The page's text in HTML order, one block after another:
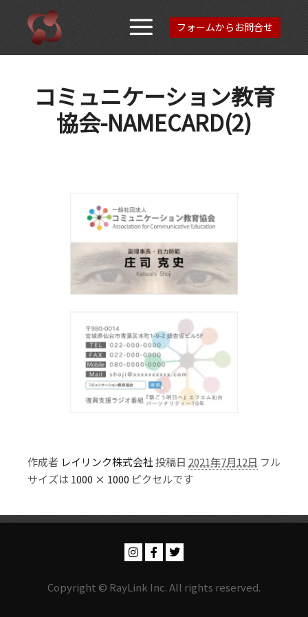
メインメニ
フォームからお問合せ
コミュニケーション教育
協会-NAMECARD(2)
作成者 レイリンク株式会社投稿日 2021年7月12日 フル
サイズは 1000 × 1000 ピクセルです
Copyright © RayLink Inc. All rights reserved.